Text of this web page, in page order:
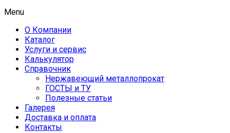
Menu
О Компании
Каталог
Услуги и сервис
Калькулятор
Справочник
Нержавеющий металлопрокат
ГОСТЫ и ТУ
Полезные статьи
Галерея
Доставка и оплата
Контакты